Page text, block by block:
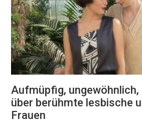
Aufmüpfig, ungewöhnlich,
über berühmte lesbische
Frauen